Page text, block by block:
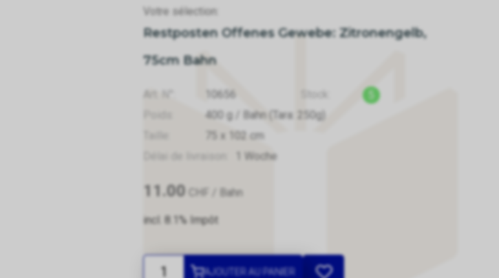
Votre sélection:
Restposten Offenes Gewebe: Zitronengelb,
75cm Bahn
10656
400 g / Bahn (Tara: 250g)
75 x 102 cm
1 Woche
11.00 CHF / Bahn
incl. 8.1% Impôt
AJOUTER AU PANIER